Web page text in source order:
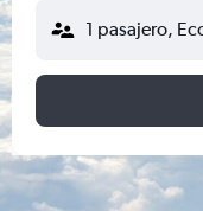
1 pasajero,